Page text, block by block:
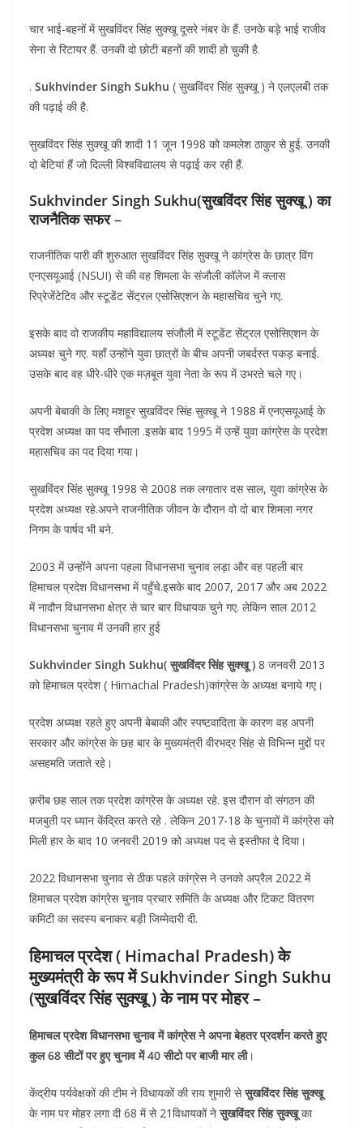
चार भाई-बहनों में सुखविंदर सिंह सुक्खू दूसरे नंबर के हैं. उनके बड़े भाई राजीव
सेना से रिटायर हैं. उनकी दो छोटी बहनों की शादी हो चुकी है.
. Sukhvinder Singh Sukhu ( सुखविंदर सिंह सुक्खू ) ने एलएलबी तक
की पढ़ाई की है.
सुखविंदर सिंह सुक्खू की शादी 11 जून 1998 को कमलेश ठाकुर से हुई. उनकी
दो बेटियां हैं जो दिल्ली विश्वविद्यालय से पढ़ाई कर रही हैं.
Sukhvinder Singh Sukhu(सुखविंदर सिंह सुक्खू ) का
राजनैतिक सफर–
राजनीतिक पारी की शुरुआत सुखविंदर सिंह सुक्खू ने कांग्रेस के छात्र विंग
एनएसयूआई (NSUI) से की वह शिमला के संजौली कॉलेज में क्लास
रिप्रेजेंटेटिव और स्टूडेंट सेंट्रल एसोसिएशन के महासचिव चुने गए.
इसके बाद वो राजकीय महाविद्यालय संजौली में स्टूडेंट सेंट्रल एसोसिएशन के
अध्यक्ष चुने गए. यहाँ उन्होंने युवा छात्रों के बीच अपनी जबर्दस्त पकड़ बनाई.
उसके बाद वह धीरे-धीरे एक मज़बूत युवा नेता के रूप में उभरते चले गए।
अपनी बेबाकी के लिए मशहूर सुखविंदर सिंह सुक्खू ने 1988 में एनएसयूआई के
प्रदेश अध्यक्ष का पद सँभाला .इसके बाद 1995 में उन्हें युवा कांग्रेस के प्रदेश
महासचिव का पद दिया गया।
सुखविंदर सिंह सुक्खू 1998 से 2008 तक लगातार दस साल, युवा कांग्रेस के
प्रदेश अध्यक्ष रहे.अपने राजनीतिक जीवन के दौरान वो दो बार शिमला नगर
निगम के पार्षद भी बने.
2003 में उन्होंने अपना पहला विधानसभा चुनाव लड़ा और वह पहली बार
हिमाचल प्रदेश विधानसभा में पहुँचे.इसके बाद 2007, 2017 और अब 2022
में नादौन विधानसभा क्षेत्र से चार बार विधायक चुने गए. लेकिन साल 2012
विधानसभा चुनाव में उनकी हार हुई
Sukhvinder Singh Sukhu( सुखविंदर सिंह सुक्खू ) 8 जनवरी 2013
को हिमाचल प्रदेश ( Himachal Pradesh)कांग्रेस के अध्यक्ष बनाये गए।
प्रदेश अध्यक्ष रहते हुए अपनी बेबाकी और स्पष्टवादिता के कारण वह अपनी
सरकार और कांग्रेस के छह बार के मुख्यमंत्री वीरभद्र सिंह से विभिन्न मुद्दों पर
असहमति जताते रहे।
क़रीब छह साल तक प्रदेश कांग्रेस के अध्यक्ष रहे. इस दौरान वो संगठन की
मजबुती पर ध्यान केंद्रित करते रहे . लेकिन 2017-18 के चुनावों में कांग्रेस को
मिली हार के बाद 10 जनवरी 2019 को अध्यक्ष पद से इस्तीफा दे दिया।
2022 विधानसभा चुनाव से ठीक पहले कांग्रेस ने उनको अप्रैल 2022 में
हिमाचल प्रदेश कांग्रेस चुनाव प्रचार समिति के अध्यक्ष और टिकट वितरण
कमिटी का सदस्य बनाकर बड़ी जिम्मेदारी दी.
हिमाचल प्रदेश ( Himachal Pradesh) के
मुख्यमंत्री के रूप में Sukhvinder Singh Sukhu
(सुखविंदर सिंह सुक्खू ) के नाम पर मोहर –
हिमाचल प्रदेश विधानसभा चुनाव में कांग्रेस ने अपना बेहतर प्रदर्शन करते हुए
कुल 68 सीटों पर हुए चुनाव में 40 सीटो पर बाजी मार ली।
केंद्रीय पर्यवेक्षकों की टीम ने विधायकों की राय शुमारी सेसुखविंदर सिंह सुक्खू
के नाम पर मोहर लगा दी 68 में से 21विधायकों नेसुखविंदर सिंह सुक्खूका